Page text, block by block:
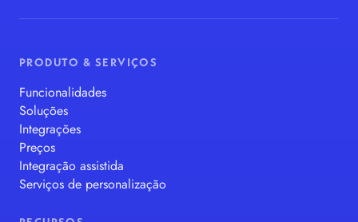
PRODUTO & SERVIÇOS
Funcionalidades
Soluções
Integrações
Preços
Integração assistida
Serviços de personalização